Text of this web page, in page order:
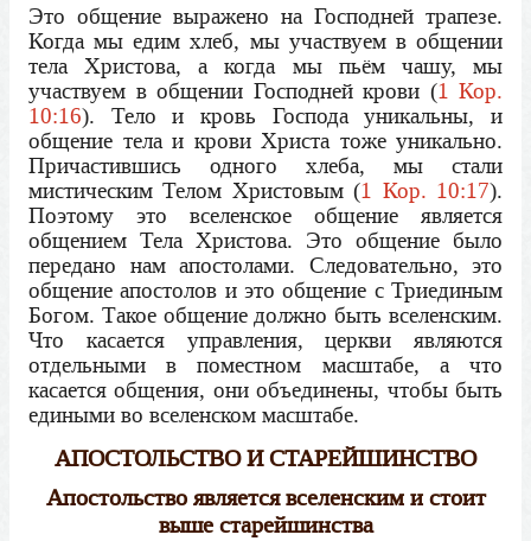
Это общение выражено на Господней трапезе.
Когда мы едим хлеб, мы участвуем в общении
тела Христова, а когда мы пьём чашу, мы
участвуем в общении Господней крови (1 Кор.
10:16). Тело и кровь Господа уникальны, и
общение тела и крови Христа тоже уникально.
Причастившись одного хлеба, мы стали
мистическим Телом Христовым (1 Кор. 10:17).
Поэтому это вселенское общение является
общением Тела Христова. Это общение было
передано нам апостолами. Следовательно, это
общение апостолов и это общение с Триединым
Богом. Такое общение должно быть вселенским.
Что касается управления, церкви являются
отдельными в поместном масштабе, а что
касается общения, они объединены, чтобы быть
едиными во вселенском масштабе.
АПОСТОЛЬСТВО И СТАРЕЙШИНСТВО
Апостольство является вселенским и стоит
выше старейшинства